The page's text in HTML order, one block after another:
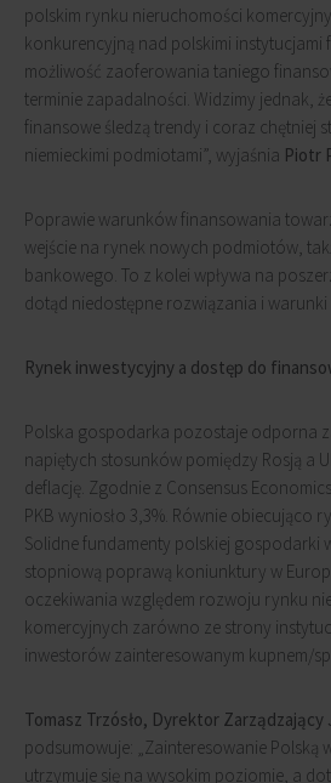
polskim rynku nieruchomości
konkurencyjną nad polskimi instytucjami
możliwość zaoferowania taniego
terminie zapadalności. Widzimy jednak,
finansowe śledzą trendy i coraz chętniej
niemieckimi podmiotami”, wyjaśnia Piotr
Poprawie warunków finansowania
wejście na rynek nowych podmiotów,
bankowego. To z kolei wpływa na
dotąd niedostępne rozwiązania i warunki
Rynek inwestycyjny a dostęp do
Polska gospodarka pozostaje odporna
napiętych stosunków pomiędzy Rosją a
deflację. Zgodnie z Consensus
PKB wyniosło 3,3%. Równie obiecująco
Solidne fundamenty polskiej gospodarki
stopniową poprawą koniunktury w
oczekiwania względem rozwoju rynku
komercyjnych zarówno ze strony
inwestorów zainteresowanym kupnem/
Tomasz Trzósło, Dyrektor Zarządzający
podsumowuje: „Zainteresowanie Polską
utrzymuje się na wysokim poziomie, a